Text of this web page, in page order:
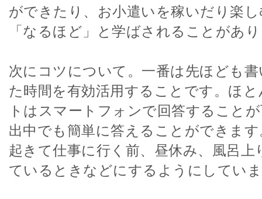
ができたり、お小遣いを稼いだり楽
「なるほど」と学ばされることがあ
次にコツについて。一番は先ほども
た時間を有効活用することです。ほ
トはスマートフォンで回答すること
出中でも簡単に答えることができま
起きて仕事に行く前、昼休み、風呂
ているときなどにするようにしてい